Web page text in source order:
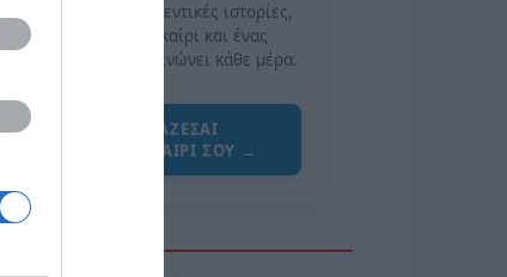
Οι άνθρωποι, οι αυθεντικές ιστορίες,
το ελληνικό καλοκαίρι και ένας
πολιτισμός που μας ενώνει κάθε μέρα.
ΌΣΑ ΧΡΕΙΆΖΕΣΑΙ
ΓΙΑ ΤΟ ΚΑΛΟΚΑΊΡΙ ΣΟΥ →